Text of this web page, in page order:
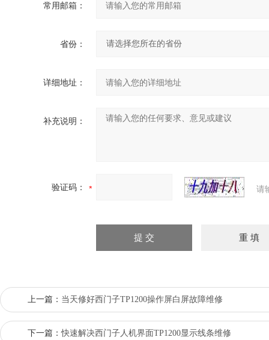
常用邮箱：
省份：
详细地址：
补充说明：
验证码： 请
上一篇： 当天修好西门子TP1200操作屏白屏故障维修
下一篇：快速解决西门子人机界面TP1200显示线条维修